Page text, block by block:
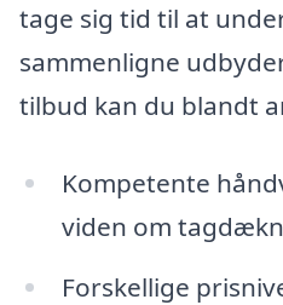
tage sig tid til at
sammenligne
tilbud kan du blandt
Kompetente
viden om
Forskellige